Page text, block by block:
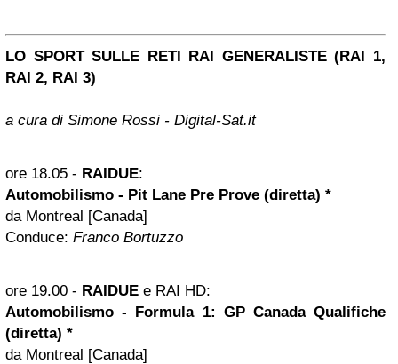
LO SPORT SULLE RETI RAI GENERALISTE (RAI 1,
RAI 2, RAI 3)
a cura di Simone Rossi - Digital-Sat.it
ore 18.05 - RAIDUE:
Automobilismo - Pit Lane Pre Prove (diretta) *
da Montreal [Canada]
Conduce: Franco Bortuzzo
ore 19.00 - RAIDUE e RAI HD:
Automobilismo - Formula 1: GP Canada Qualifiche
(diretta) *
da Montreal [Canada]